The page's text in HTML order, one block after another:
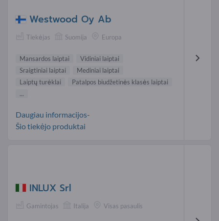
Westwood Oy Ab
Tiekėjas Suomija Europa
Mansardos laiptai
Vidiniai laiptai
Sraigtiniai laiptai
Mediniai laiptai
Laiptų turėklai
Patalpos biudžetinės klasės laiptai
...
Daugiau informacijos-
Šio tiekėjo produktai
INLUX Srl
Gamintojas Italija Visas pasaulis